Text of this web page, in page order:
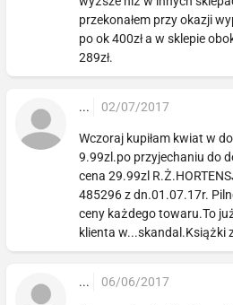
przekonałem przy okazji
po ok 400zł a w sklepie
289zł.
... 02/07/2017
Wczoraj kupiłam kwiat w
9.99zl.po przyjechaniu do
cena 29.99zl
485296 z dn.01.07.17r.
ceny każdego towaru.To
klienta w...skandal.Książki
... 06/06/2017